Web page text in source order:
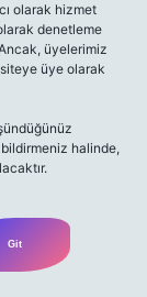
olarak hizmet
denetleme
üyelerimiz
üye olarak
halinde,